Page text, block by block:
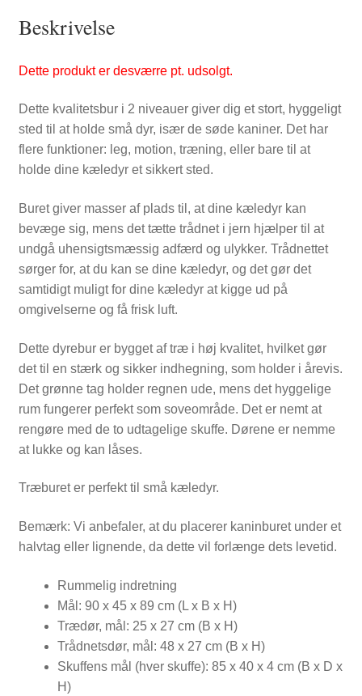
Beskrivelse
Dette produkt er desværre pt. udsolgt.
Dette kvalitetsbur i 2 niveauer giver dig et stort, hyggeligt
sted til at holde små dyr, især de søde kaniner. Det har
flere funktioner: leg, motion, træning, eller bare til at
holde dine kæledyr et sikkert sted.
Buret giver masser af plads til, at dine kæledyr kan
bevæge sig, mens det tætte trådnet i jern hjælper til at
undgå uhensigtsmæssig adfærd og ulykker. Trådnettet
sørger for, at du kan se dine kæledyr, og det gør det
samtidigt muligt for dine kæledyr at kigge ud på
omgivelserne og få frisk luft.
Dette dyrebur er bygget af træ i høj kvalitet, hvilket gør
det til en stærk og sikker indhegning, som holder i årevis.
Det grønne tag holder regnen ude, mens det hyggelige
rum fungerer perfekt som soveområde. Det er nemt at
rengøre med de to udtagelige skuffe. Dørene er nemme
at lukke og kan låses.
Træburet er perfekt til små kæledyr.
Bemærk: Vi anbefaler, at du placerer kaninburet under et
halvtag eller lignende, da dette vil forlænge dets levetid.
Rummelig indretning
Mål: 90 x 45 x 89 cm (L x B x H)
Trædør, mål: 25 x 27 cm (B x H)
Trådnetsdør, mål: 48 x 27 cm (B x H)
Skuffens mål (hver skuffe): 85 x 40 x 4 cm (B x D x
H)